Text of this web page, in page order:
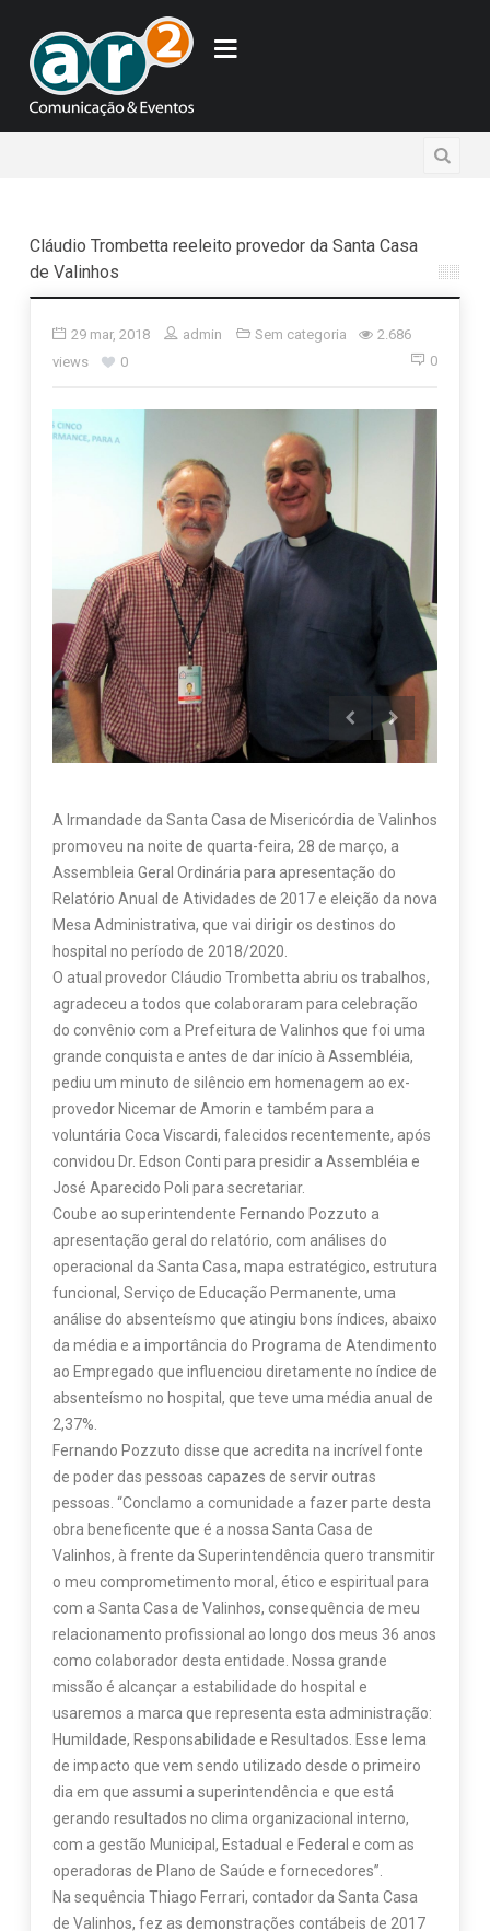
Cláudio Trombetta reeleito provedor da Santa Casa
de Valinhos
29 mar, 2018 admin Sem categoria
2.686
views
0 0
A Irmandade da Santa Casa de Misericórdia de Valinhos
promoveu na noite de quarta-feira, 28 de março, a
Assembleia Geral Ordinária para apresentação do
Relatório Anual de Atividades de 2017 e eleição da nova
Mesa Administrativa, que vai dirigir os destinos do
hospital no período de 2018/2020.
O atual provedor Cláudio Trombetta abriu os trabalhos,
agradeceu a todos que colaboraram para celebração
do convênio com a Prefeitura de Valinhos que foi uma
grande conquista e antes de dar início à Assembléia,
pediu um minuto de silêncio em homenagem ao ex-
provedor Nicemar de Amorin e também para a
voluntária Coca Viscardi, falecidos recentemente, após
convidou Dr. Edson Conti para presidir a Assembléia e
José Aparecido Poli para secretariar.
Coube ao superintendente Fernando Pozzuto a
apresentação geral do relatório, com análises do
operacional da Santa Casa, mapa estratégico, estrutura
funcional, Serviço de Educação Permanente, uma
análise do absenteísmo que atingiu bons índices, abaixo
da média e a importância do Programa de Atendimento
ao Empregado que influenciou diretamente no índice de
absenteísmo no hospital, que teve uma média anual de
2,37%.
Fernando Pozzuto disse que acredita na incrível fonte
de poder das pessoas capazes de servir outras
pessoas. “Conclamo a comunidade a fazer parte desta
obra beneficente que é a nossa Santa Casa de
Valinhos, à frente da Superintendência quero transmitir
o meu comprometimento moral, ético e espiritual para
com a Santa Casa de Valinhos, consequência de meu
relacionamento profissional ao longo dos meus 36 anos
como colaborador desta entidade. Nossa grande
missão é alcançar a estabilidade do hospital e
usaremos a marca que representa esta administração:
Humildade, Responsabilidade e Resultados. Esse lema
de impacto que vem sendo utilizado desde o primeiro
dia em que assumi a superintendência e que está
gerando resultados no clima organizacional interno,
com a gestão Municipal, Estadual e Federal e com as
operadoras de Plano de Saúde e fornecedores”.
Na sequência Thiago Ferrari, contador da Santa Casa
de Valinhos, fez as demonstrações contábeis de 2017